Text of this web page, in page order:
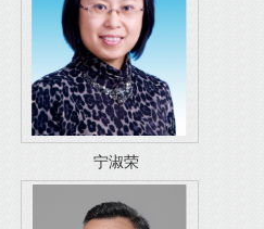
宁淑荣